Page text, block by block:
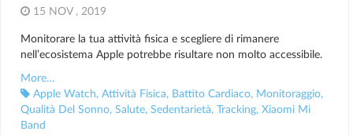
15 NOV , 2019
Monitorare la tua attività fisica e scegliere di rimanere
nell’ecosistema Apple potrebbe risultare non molto accessibile.
More…
Apple Watch, Attività Fisica, Battito Cardiaco, Monitoraggio,
Qualità Del Sonno, Salute, Sedentarietà, Tracking, Xiaomi Mi
Band